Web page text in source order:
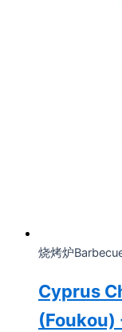
烧烤炉
Cyprus
(Foukou)